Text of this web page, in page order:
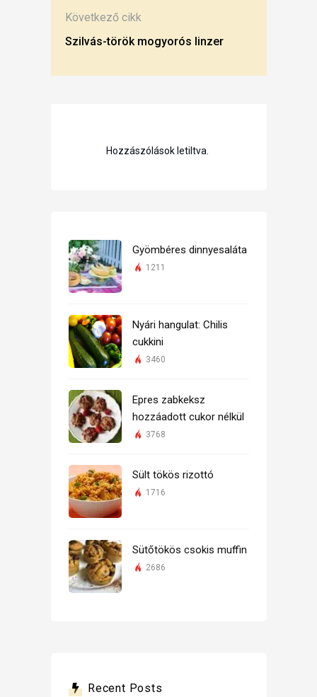
Következő cikk
Szilvás-török mogyorós linzer
Hozzászólások letiltva.
Gyömbéres dinnyesaláta
1211
Nyári hangulat: Chilis
cukkini
3460
Epres zabkeksz
hozzáadott cukor nélkül
3768
Sült tökös rizottó
1716
Sütőtökös csokis muffin
2686
Recent Posts